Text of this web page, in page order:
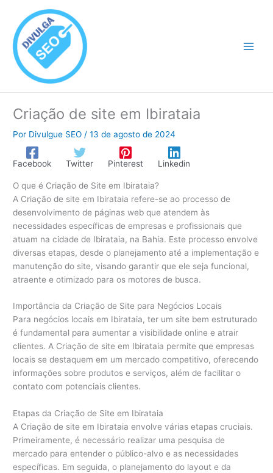
conteúdo
Criação de site em Ibirataia
Por Divulgue SEO /13 de agosto de 2024
Facebook Twitter Pinterest Linkedin
O que é Criação de Site em Ibirataia?
A Criação de site em Ibirataia refere-se ao processo de
desenvolvimento de páginas web que atendem às
necessidades específicas de empresas e profissionais que
atuam na cidade de Ibirataia, na Bahia. Este processo envolve
diversas etapas, desde o planejamento até a implementação e
manutenção do site, visando garantir que ele seja funcional,
atraente e otimizado para os motores de busca.
Importância da Criação de Site para Negócios Locais
Para negócios locais em Ibirataia, ter um site bem estruturado
é fundamental para aumentar a visibilidade online e atrair
clientes. A Criação de site em Ibirataia permite que empresas
locais se destaquem em um mercado competitivo, oferecendo
informações sobre produtos e serviços, além de facilitar o
contato com potenciais clientes.
Etapas da Criação de Site em Ibirataia
A Criação de site em Ibirataia envolve várias etapas cruciais.
Primeiramente, é necessário realizar uma pesquisa de
mercado para entender o público-alvo e as necessidades
específicas. Em seguida, o planejamento do layout e da